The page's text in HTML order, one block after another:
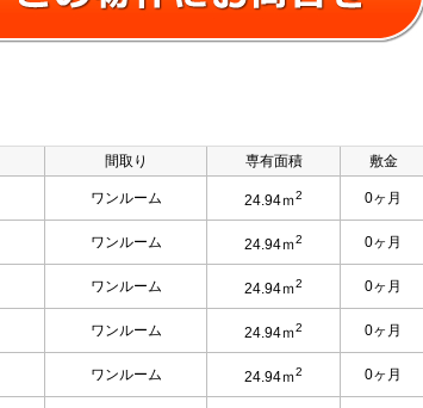
間取り 専有面積 敷金
ワンルーム 24.94ｍ2 0ヶ月
ワンルーム 24.94ｍ2 0ヶ月
ワンルーム 24.94ｍ2 0ヶ月
ワンルーム 24.94ｍ2 0ヶ月
ワンルーム 24.94ｍ2 0ヶ月